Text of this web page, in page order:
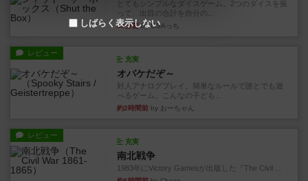
とてもシンプルなダイスゲーム。2つのダイスを振
って、出目の合計を自分の...
38分前by OSAっち
レビュー
充実
オバケだぞ～
対人アナログプレイ。簡単なルールで誰とでも遊
べるゲーム。こんなの子ども...
約2時間前 by おーちゃん
レビュー
充実
南北戦争
1983年にVictory Gamesが出版した『The Civil ...
しばらく表示しない